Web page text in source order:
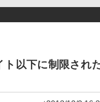
以下に制限され